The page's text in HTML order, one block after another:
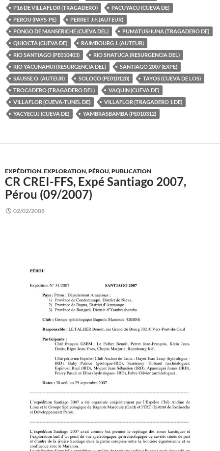
P16 DE VILLAFLOR (TRAGADERO)
PACUYACU (CUEVA DE)
PEROU (PAYS-PE)
PERRET J.F. (AUTEUR)
PONGO DE MANSERICHE (CUEVA DEL)
PUMATUSHUNA (TRAGADERO DE)
QUIOCTA (CUEVA DE)
RAIMBOURG J. (AUTEUR)
RIO SANTIAGO (PE010403)
RIO SHATUCA (RESURGENCIA DEL)
RIO YACUNAHUI (RESURGENCIA DEL)
SANTIAGO 2007 (EXPE)
SAUSSE O. (AUTEUR)
SOLOCO (PE010120)
TAYOS (CUEVA DE LOS)
TROCADERO (TRAGADERO DEL)
VAQUIN (CUEVA DE)
VILLAFLOR (CUEVA-TUNEL DE)
VILLAFLOR (TRAGADERO 1 DE)
YACYECUJ (CUEVA DE)
YAMBRASBAMBA (PE010312)
EXPÉDITION,EXPLORATION,PÉROU,PUBLICATION
CR CREI-FFS, Expé Santiago 2007,
Pérou (09/2007)
02/02/2008